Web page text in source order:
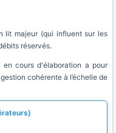
lit majeur (qui influent sur les
réservés.
cours d'élaboration a pour
cohérente à l’échelle de